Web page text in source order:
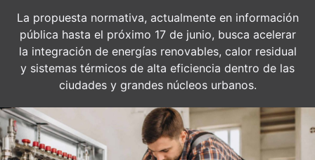
La propuesta normativa, actualmente en información
pública hasta el próximo 17 de junio, busca acelerar
la integración de energías renovables, calor residual
y sistemas térmicos de alta eficiencia dentro de las
ciudades y grandes núcleos urbanos.